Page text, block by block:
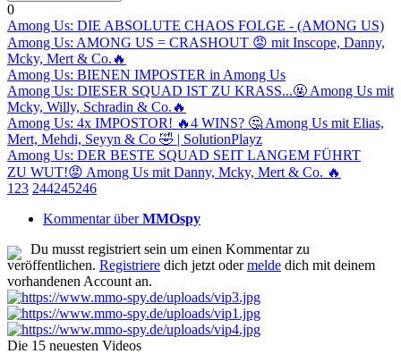
0
Among Us: DIE ABSOLUTE CHAOS FOLGE - (AMONG US)
Among Us: AMONG US = CRASHOUT 😡 mit Inscope, Danny,
Mcky, Mert & Co.🔥
Among Us: BIENEN IMPOSTER in Among Us
Among Us: DIESER SQUAD IST ZU KRASS...🤬 Among Us mit
Mcky, Willy, Schradin & Co.🔥
Among Us: 4x IMPOSTOR! 🔥4 WINS? 🤔 Among Us mit Elias,
Mert, Mehdi, Seyyn & Co 🤣 | SolutionPlayz
Among Us: DER BESTE SQUAD SEIT LANGEM FÜHRT
ZU WUT!😡 Among Us mit Danny, Mcky, Mert & Co. 🔥
1 23 244245246
Kommentar überMMOspy
Du musst registriert sein um einen Kommentar zu
veröffentlichen. Registriere dich jetzt odermelde dich mit deinem
vorhandenen Account an.
Die 15 neuesten Videos